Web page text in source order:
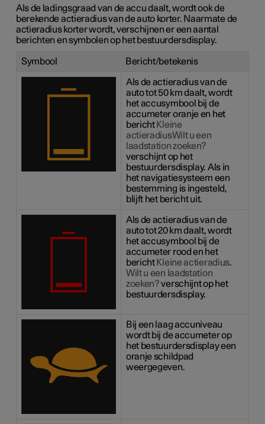
Als de ladingsgraad van de accu daalt, wordt ook de
berekende actieradius van de auto korter. Naarmate de
actieradius korter wordt, verschijnen er een aantal
berichten en symbolen op het bestuurdersdisplay.
Symbool Bericht/betekenis
Als de actieradius van de
auto tot 50 km daalt, wordt
het accusymbool bij de
accumeter oranje en het
bericht Kleine
actieradiusWilt u een
laadstation zoeken?
verschijnt op het
bestuurdersdisplay. Als in
het navigatiesysteem een
bestemming is ingesteld,
blijft het bericht uit.
Als de actieradius van de
auto tot 20 km daalt, wordt
het accusymbool bij de
accumeter rood en het
bericht Kleine actieradius.
Wilt u een laadstation
zoeken?verschijnt op het
bestuurdersdisplay.
Bij een laag accuniveau
wordt bij de accumeter op
het bestuurdersdisplay een
oranje schildpad
weergegeven.